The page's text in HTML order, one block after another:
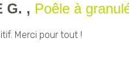
G. , Poêle à
Merci pour tout !